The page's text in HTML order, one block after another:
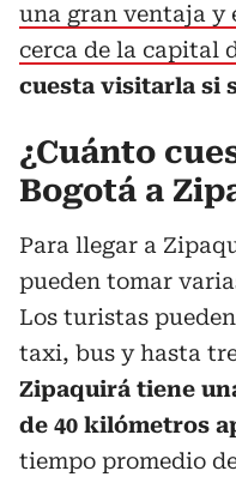
una gran ventaja y
cerca de la capital
cuesta visitarla si
¿Cuánto
Bogotá a
Para llegar a
pueden tomar
Los turistas
taxi, bus y hasta
Zipaquirá tiene
de 40 kilómetros
tiempo promedio